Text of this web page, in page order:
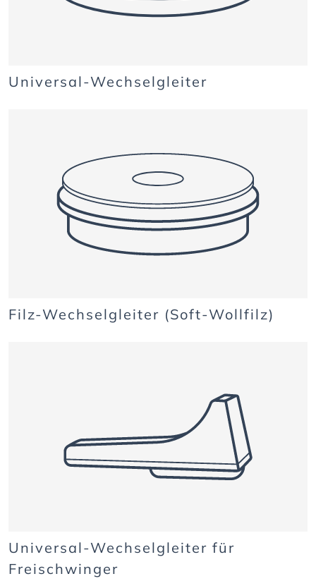
Universal-Wechselgleiter
Filz-Wechselgleiter (Soft-Wollfilz)
Universal-Wechselgleiter für
Freischwinger